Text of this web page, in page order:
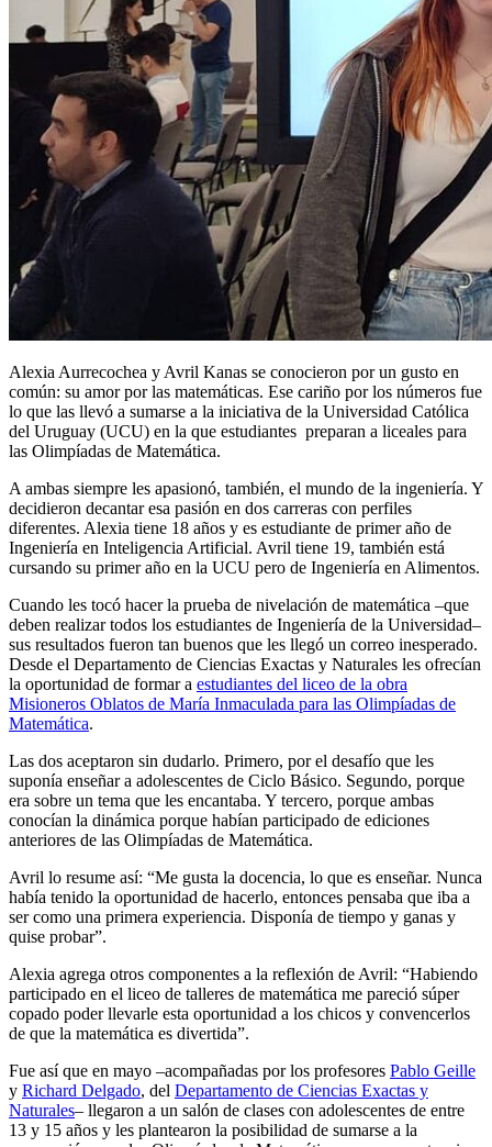
Alexia Aurrecochea y Avril Kanas se conocieron por un gusto en
común: su amor por las matemáticas. Ese cariño por los números fue
lo que las llevó a sumarse a la iniciativa de la Universidad Católica
del Uruguay (UCU) en la que estudiantes preparan a liceales para
las Olimpíadas de Matemática.
A ambas siempre les apasionó, también, el mundo de la ingeniería. Y
decidieron decantar esa pasión en dos carreras con perfiles
diferentes. Alexia tiene 18 años y es estudiante de primer año de
Ingeniería en Inteligencia Artificial. Avril tiene 19, también está
cursando su primer año en la UCU pero de Ingeniería en Alimentos.
Cuando les tocó hacer la prueba de nivelación de matemática –que
deben realizar todos los estudiantes de Ingeniería de la Universidad–
sus resultados fueron tan buenos que les llegó un correo inesperado.
Desde el Departamento de Ciencias Exactas y Naturales les ofrecían
la oportunidad de formar a estudiantes del liceo de la obra
Misioneros Oblatos de María Inmaculada para las Olimpíadas de
Matemática.
Las dos aceptaron sin dudarlo. Primero, por el desafío que les
suponía enseñar a adolescentes de Ciclo Básico. Segundo, porque
era sobre un tema que les encantaba. Y tercero, porque ambas
conocían la dinámica porque habían participado de ediciones
anteriores de las Olimpíadas de Matemática.
Avril lo resume así: “Me gusta la docencia, lo que es enseñar. Nunca
había tenido la oportunidad de hacerlo, entonces pensaba que iba a
ser como una primera experiencia. Disponía de tiempo y ganas y
quise probar”.
Alexia agrega otros componentes a la reflexión de Avril: “Habiendo
participado en el liceo de talleres de matemática me pareció súper
copado poder llevarle esta oportunidad a los chicos y convencerlos
de que la matemática es divertida”.
Fue así que en mayo –acompañadas por los profesores Pablo Geille
y Richard Delgado, del Departamento de Ciencias Exactas y
Naturales– llegaron a un salón de clases con adolescentes de entre
13 y 15 años y les plantearon la posibilidad de sumarse a la